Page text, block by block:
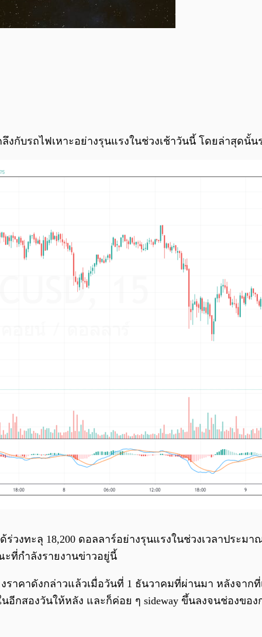
กับรถไฟเหาะอย่างรุนแรงในช่วงเช้าวันนี้ โดยล่าสุดนั้
วงทะลุ 18,200 ดอลลาร์อย่างรุนแรงในช่วงเวลาประม
ะที่กำลังรายงานข่าวอยู่นี้
ราคาดังกล่าวแล้วเมื่อวันที่ 1 ธันวาคมที่ผ่านมา หลังจา
อีกสองวันให้หลัง และก็ค่อย ๆ sideway ขึ้นลงจนช่องข